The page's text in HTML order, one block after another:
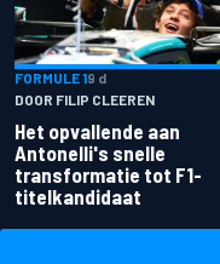
FORMULE 19 d
DOOR FILIP CLEEREN
Het opvallende aan
Antonelli's snelle
transformatie tot F1-
titelkandidaat